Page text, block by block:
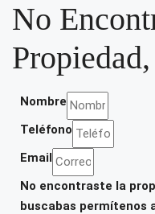
No
Nombre
Teléfono
Email
No encontraste la
buscabas permítenos